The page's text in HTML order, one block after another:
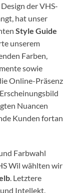
der VHS-
hat unser
Style Guide
unserem
Farben,
sowie
Online-Präsenz
Nuancen
Kunden fortan
Farbwahl
Wil wählten wir
. Letztere
Intellekt,